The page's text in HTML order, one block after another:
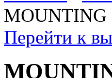
MOUNTING
Перейти к